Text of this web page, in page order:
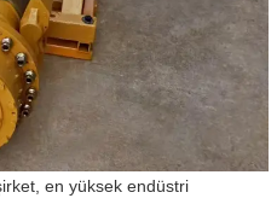
en yüksek endüstri